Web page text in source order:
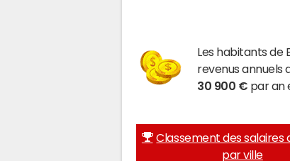
Les habitants de
revenus annuels
30 900 € par an
Classement des salaires
par ville